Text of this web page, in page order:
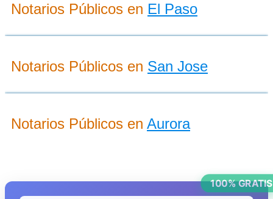
Notarios Públicos en El Paso
Notarios Públicos en San Jose
Notarios Públicos en Aurora
100% GRATIS